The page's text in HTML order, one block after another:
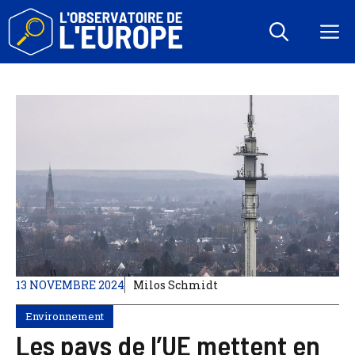
Aller
contenu
13 NOVEMBRE 2024 Milos Schmidt
Environnement
Les pays de l’UE mettent en